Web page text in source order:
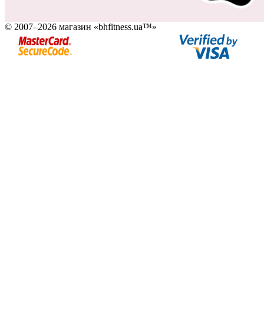
© 2007–2026 магазин «bhfitness.ua™»